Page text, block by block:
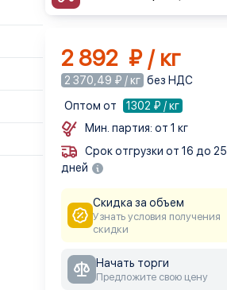
2 892 ₽ / кг
2 370,49 ₽ / кг без НДС
Оптом от
1302 ₽ / кг
Мин. партия: от 1 кг
Срок отгрузки от 16 до 25
дней
Скидка за объем
Узнать условия получения
скидки
Начать торги
Предложите свою цену